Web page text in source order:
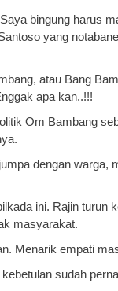
bingung harus
yang
atau Bang
apa kan..!!!
Om Bambang
dengan warga,
ini. Rajin turun
masyarakat.
Menarik empati
sudah